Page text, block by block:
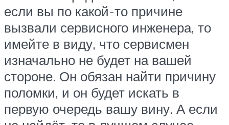
если вы по какой-то причине
вызвали сервисного инженера, то
имейте в виду, что сервисмен
изначально не будет на вашей
стороне. Он обязан найти причину
поломки, и он будет искать в
первую очередь вашу вину. А если